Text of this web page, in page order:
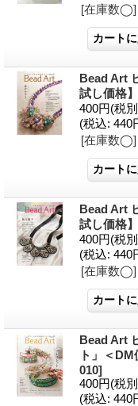
[在庫数◯]
Bead Art
試し価格】
400円(税
(税込: 440
[在庫数◯]
Bead Art
試し価格】
400円(税
(税込: 440
[在庫数◯]
Bead Art
ト」＜
010]
400円(税
(税込: 440